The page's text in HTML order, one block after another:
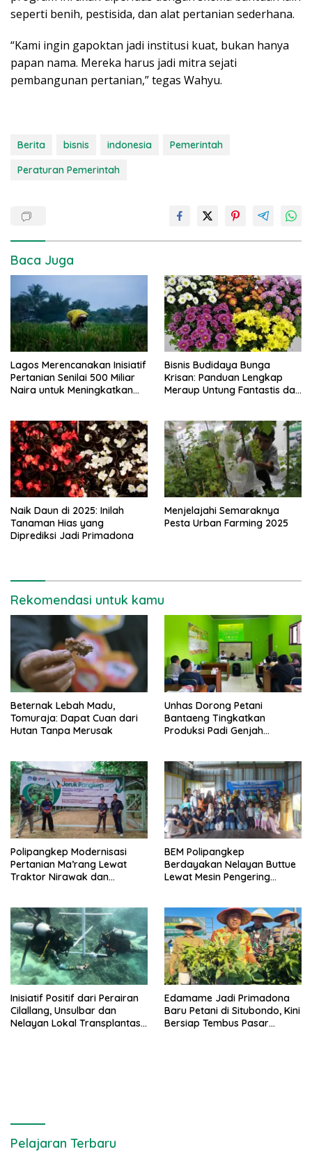
seperti benih, pestisida, dan alat pertanian sederhana.
“Kami ingin gapoktan jadi institusi kuat, bukan hanya
papan nama. Mereka harus jadi mitra sejati
pembangunan pertanian,” tegas Wahyu.
Berita bisnis indonesia
Pemerintah
Peraturan Pemerintah
Baca Juga
Lagos Merencanakan Inisiatif
Pertanian Senilai 500 Miliar
Naira untuk Meningkatkan
Bisnis Budidaya Bunga
Krisan: Panduan Lengkap
Meraup Untung Fantastis dari
Naik Daun di 2025: Inilah
Tanaman Hias yang
Diprediksi Jadi Primadona
Menjelajahi Semaraknya
Pesta Urban Farming 2025
Rekomendasi untuk kamu
Beternak Lebah Madu,
Tomuraja: Dapat Cuan dari
Hutan Tanpa Merusak
Unhas Dorong Petani
Bantaeng Tingkatkan
Produksi Padi Genjah
Polipangkep Modernisasi
Pertanian Ma’rang Lewat
Traktor Nirawak dan
BEM Polipangkep
Berdayakan Nelayan Buttue
Lewat Mesin Pengering
Inisiatif Positif dari Perairan
Cilallang, Unsulbar dan
Nelayan Lokal Transplantasi
Edamame Jadi Primadona
Baru Petani di Situbondo, Kini
Bersiap Tembus Pasar
Pelajaran Terbaru